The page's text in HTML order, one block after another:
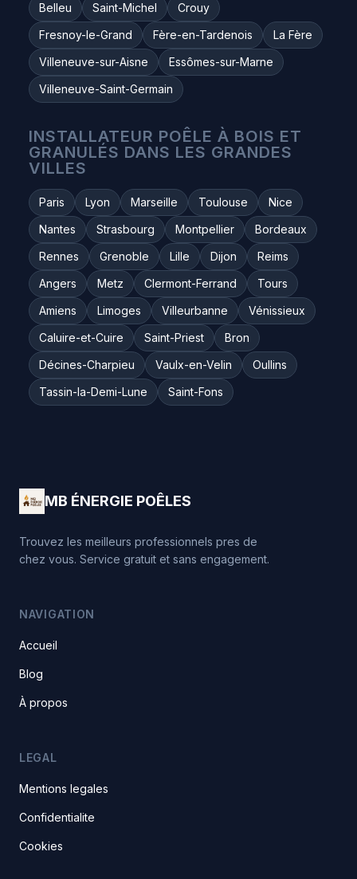
Belleu
Saint-Michel
Crouy
Fresnoy-le-Grand
Fère-en-Tardenois
La Fère
Villeneuve-sur-Aisne
Essômes-sur-Marne
Villeneuve-Saint-Germain
INSTALLATEUR POÊLE À BOIS ET
GRANULÉS DANS LES GRANDES
VILLES
Paris Lyon Marseille Toulouse
Nice
Nantes
Strasbourg Montpellier
Bordeaux
Rennes
Grenoble Lille Dijon
Reims
Angers
Metz Clermont-Ferrand
Tours
Amiens
Limoges Villeurbanne
Vénissieux
Caluire-et-Cuire
Saint-Priest
Bron
Décines-Charpieu
Vaulx-en-Velin
Oullins
Tassin-la-Demi-Lune
Saint-Fons
MB ÉNERGIE POÊLES
Trouvez les meilleurs professionnels pres de
chez vous. Service gratuit et sans engagement.
NAVIGATION
Accueil
Blog
À propos
LEGAL
Mentions legales
Confidentialite
Cookies